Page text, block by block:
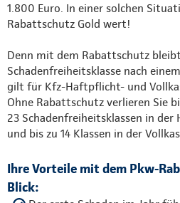
1.800 Euro. In einer solchen
Rabattschutz Gold wert!
Denn mit dem Rabattschutz
Schadenfreiheitsklasse nach
gilt für Kfz-Haftpflicht- und
Ohne Rabattschutz verlieren Sie
23 Schadenfreiheitsklassen in
und bis zu 14 Klassen in der
Ihre Vorteile mit dem Pkw-
Blick: